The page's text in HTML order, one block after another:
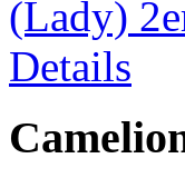
Details